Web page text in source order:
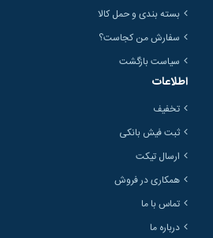
بسته بندی و حمل کالا
سفارش من کجاست؟
سیاست بازگشت
اطلاعات
تخفیف
ثبت فیش بانکی
ارسال تیکت
همکاری در فروش
تماس با ما
درباره ما